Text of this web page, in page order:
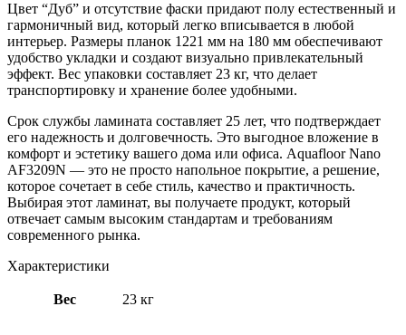
Цвет “Дуб” и отсутствие фаски придают полу естественный и
гармоничный вид, который легко вписывается в любой
интерьер. Размеры планок 1221 мм на 180 мм обеспечивают
удобство укладки и создают визуально привлекательный
эффект. Вес упаковки составляет 23 кг, что делает
транспортировку и хранение более удобными.
Срок службы ламината составляет 25 лет, что подтверждает
его надежность и долговечность. Это выгодное вложение в
комфорт и эстетику вашего дома или офиса. Aquafloor Nano
AF3209N — это не просто напольное покрытие, а решение,
которое сочетает в себе стиль, качество и практичность.
Выбирая этот ламинат, вы получаете продукт, который
отвечает самым высоким стандартам и требованиям
современного рынка.
Характеристики
Вес 23 кг